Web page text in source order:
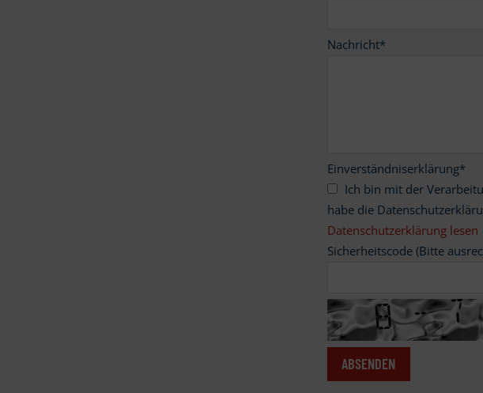
Nachricht*
Einverständniserklärung*
habe die
Datenschutzerklärung lesen
Sicherheitscode (Bitte